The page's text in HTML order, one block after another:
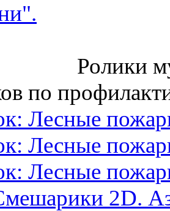
по
Лесные
Лесные
Лесные
2D.